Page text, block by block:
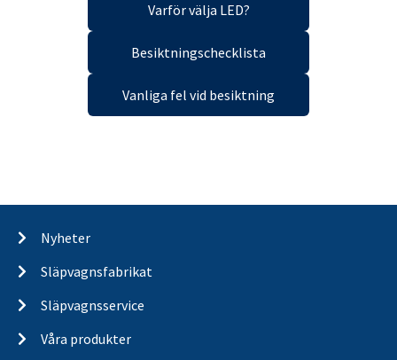
Varför välja LED?
Besiktningschecklista
Vanliga fel vid besiktning
Nyheter
Släpvagnsfabrikat
Släpvagnsservice
Våra produkter